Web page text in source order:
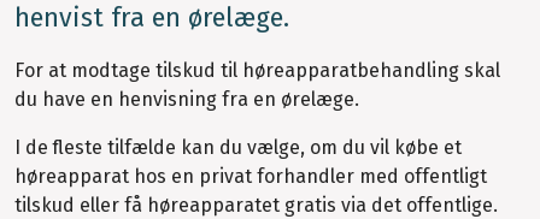
henvist fra en ørelæge.
For at modtage tilskud til høreapparatbehandling skal
du have en henvisning fra en ørelæge.
I de fleste tilfælde kan du vælge, om du vil købe et
høreapparat hos en privat forhandler med offentligt
tilskud eller få høreapparatet gratis via det offentlige.